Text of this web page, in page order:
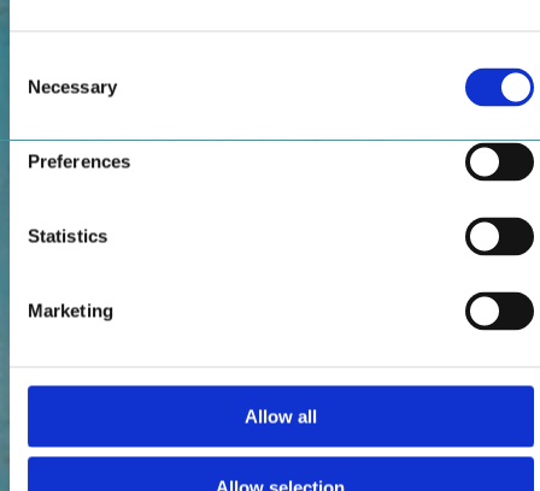
Selection
Necessary
Preferences
Statistics
Marketing
Allow all
Allow selection